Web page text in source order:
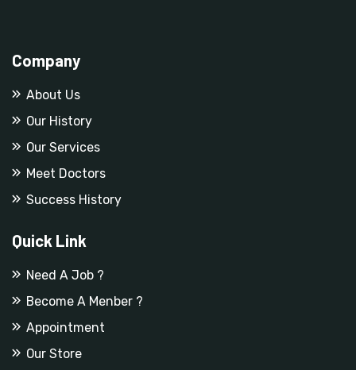
Company
About Us
Our History
Our Services
Meet Doctors
Success History
Quick Link
Need A Job ?
Become A Menber ?
Appointment
Our Store